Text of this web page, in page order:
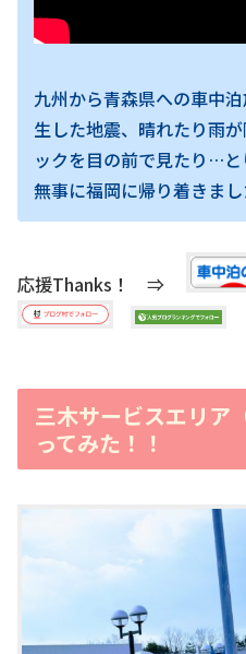
九州から青森県への車中
生した地震、晴れたり雨
ックを目の前で見たり…
無事に福岡に帰り着きまし
応援Thanks！ ⇒
三木サービスエリア
ってみた！！